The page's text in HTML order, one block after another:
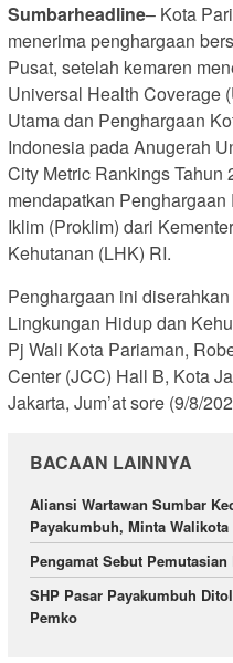
Sumbarheadline– Kota
menerima penghargaan
Pusat, setelah kemaren
Universal Health Coverage
Utama dan Penghargaan
Indonesia pada Anugerah
City Metric Rankings Tahun
mendapatkan
Iklim (Proklim) dari
Kehutanan (LHK) RI.
Penghargaan ini
Lingkungan Hidup dan
Pj Wali Kota Pariaman,
Center (JCC) Hall B, Kota
Jakarta, Jum’at sore (9/8/
BACAAN LAINNYA
Aliansi Wartawan Sumbar
Payakumbuh, Minta
Pengamat Sebut
SHP Pasar Payakumbuh
Pemko